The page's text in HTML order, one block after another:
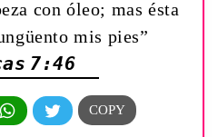
con óleo; mas ésta
mis pies”
7:46